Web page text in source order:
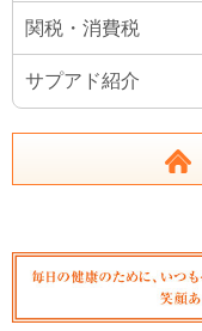
関税・消費税
サプアド紹介